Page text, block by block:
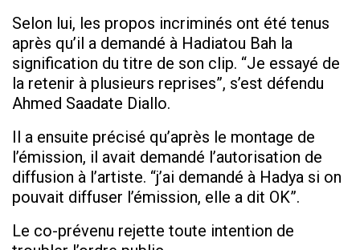
Selon lui, les propos incriminés ont été tenus
après qu’il a demandé à Hadiatou Bah la
signification du titre de son clip. “Je essayé de
la retenir à plusieurs reprises”, s’est défendu
Ahmed Saadate Diallo.
Il a ensuite précisé qu’après le montage de
l’émission, il avait demandé l’autorisation de
diffusion à l’artiste. “j’ai demandé à Hadya si on
pouvait diffuser l’émission, elle a dit OK”.
Le co-prévenu rejette toute intention de